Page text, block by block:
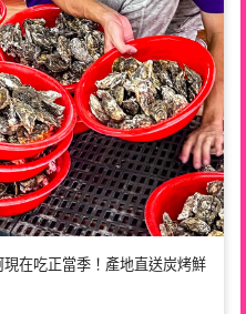
在吃正當季！產地直送炭烤鮮